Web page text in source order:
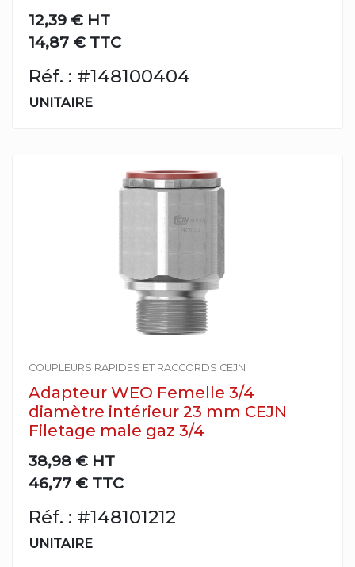
12,39 € HT
14,87 € TTC
Réf. : #148100404
UNITAIRE
COUPLEURS RAPIDES ET RACCORDS CEJN
Adapteur WEO Femelle 3/4
diamètre intérieur 23 mm CEJN
Filetage male gaz 3/4
38,98 € HT
46,77 € TTC
Réf. : #148101212
UNITAIRE